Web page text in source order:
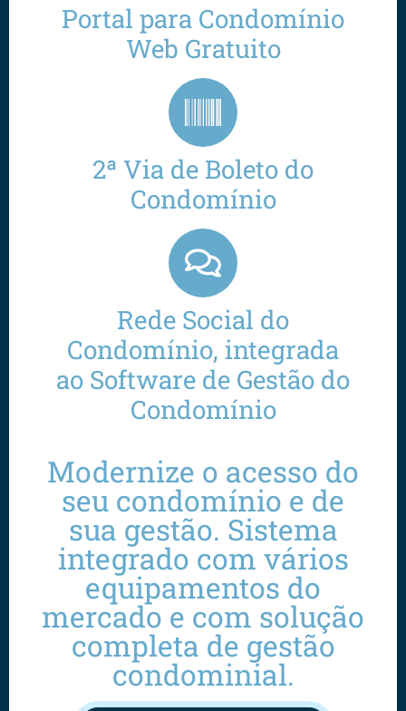
Portal para Condomínio
Web Gratuito
2ª Via de Boleto do
Condomínio
Rede Social do
Condomínio, integrada
ao Software de Gestão do
Condomínio
Modernize o acesso do
seu condomínio e de
sua gestão. Sistema
integrado com vários
equipamentos do
mercado e com solução
completa de gestão
condominial.